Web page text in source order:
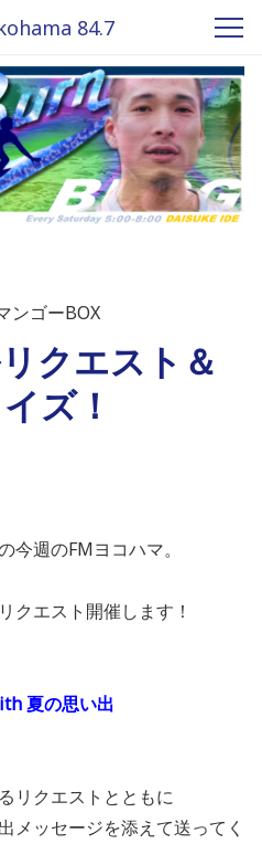
84.7
ンゴーBOX
クエスト＆
ズ！
今週のFMヨコハマ。
クエスト開催します！
夏の思い出
リクエストとともに
メッセージを添えて送ってく